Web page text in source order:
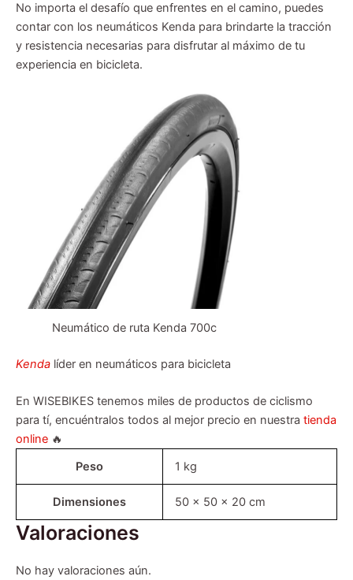
No importa el desafío que enfrentes en el camino, puedes
contar con los neumáticos Kenda para brindarte la tracción
y resistencia necesarias para disfrutar al máximo de tu
experiencia en bicicleta.
Neumático de ruta Kenda 700c
Kenda líder en neumáticos para bicicleta
En WISEBIKES tenemos miles de productos de ciclismo
para tí, encuéntralos todos al mejor precio en nuestra tienda
online 🔥
Peso
1 kg
Dimensiones 50 × 50 × 20 cm
Valoraciones
No hay valoraciones aún.